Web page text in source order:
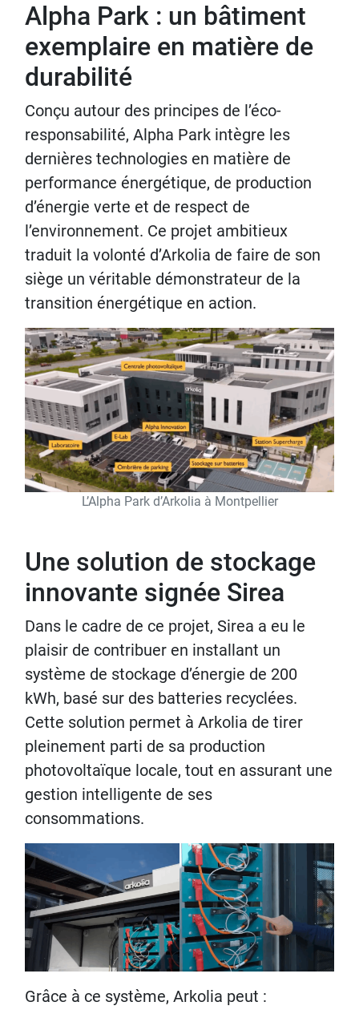
Alpha Park : un bâtiment
exemplaire en matière de
durabilité
Conçu autour des principes de l’éco-
responsabilité, Alpha Park intègre les
dernières technologies en matière de
performance énergétique, de production
d’énergie verte et de respect de
l’environnement. Ce projet ambitieux
traduit la volonté d’Arkolia de faire de son
siège un véritable démonstrateur de la
transition énergétique en action.
L’Alpha Park d’Arkolia à Montpellier
Une solution de stockage
innovante signée Sirea
Dans le cadre de ce projet, Sirea a eu le
plaisir de contribuer en installant un
système de stockage d’énergie de 200
kWh, basé sur des batteries recyclées.
Cette solution permet à Arkolia de tirer
pleinement parti de sa production
photovoltaïque locale, tout en assurant une
gestion intelligente de ses
consommations.
Grâce à ce système, Arkolia peut :